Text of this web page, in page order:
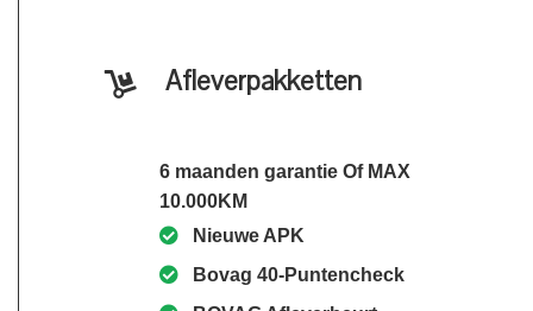
Afleverpakketten
6 maanden garantie Of MAX
10.000KM
Nieuwe APK
Bovag 40-Puntencheck